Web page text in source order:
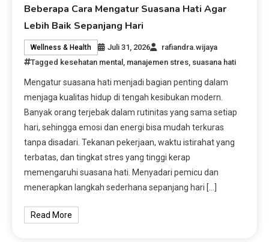
Beberapa Cara Mengatur Suasana Hati Agar
Lebih Baik Sepanjang Hari
Wellness & Health Juli 31, 2026
rafiandra.wijaya
Tagged kesehatan mental manajemen stres suasana hati
Mengatur suasana hati menjadi bagian penting dalam
menjaga kualitas hidup di tengah kesibukan modern.
Banyak orang terjebak dalam rutinitas yang sama setiap
hari, sehingga emosi dan energi bisa mudah terkuras
tanpa disadari. Tekanan pekerjaan, waktu istirahat yang
terbatas, dan tingkat stres yang tinggi kerap
memengaruhi suasana hati. Menyadari pemicu dan
menerapkan langkah sederhana sepanjang hari […]
Read More